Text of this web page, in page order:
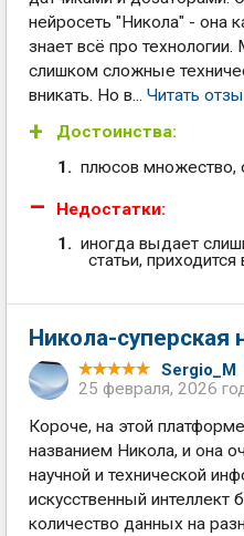
нейросеть "Никола" - она
знает всё про
слишком сложные
вникать. Но в... Читать
Достоинства:
плюсов множество,
Недостатки:
иногда выдает
статьи, приходится
Никола-суперская
Sergio_M
25 февраля, 2026
Короче, на этой
названием Никола, и она
научной и технической
искусственный интеллект
количество данных на